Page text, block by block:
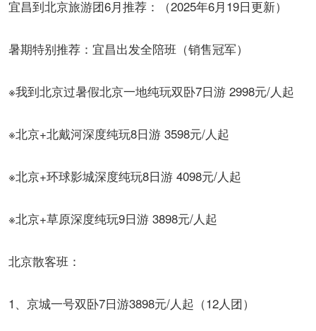
宜昌到北京旅游团6月推荐：（2025年6月19日更新）
暑期特别推荐：宜昌出发全陪班（销售冠军）
※我到北京过暑假北京一地纯玩双卧7日游 2998元/人起
※北京+北戴河深度纯玩8日游 3598元/人起
※北京+环球影城深度纯玩8日游 4098元/人起
※北京+草原深度纯玩9日游 3898元/人起
北京散客班：
1、京城一号双卧7日游3898元/人起（12人团）